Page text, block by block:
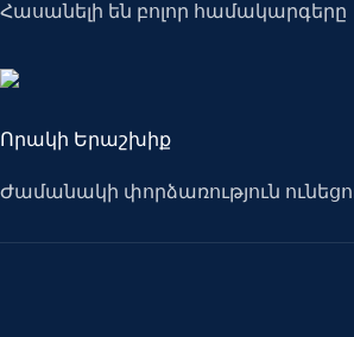
Հասանելի են բոլոր համակարգերը
Որակի Երաշխիք
Ժամանակի փորձառություն